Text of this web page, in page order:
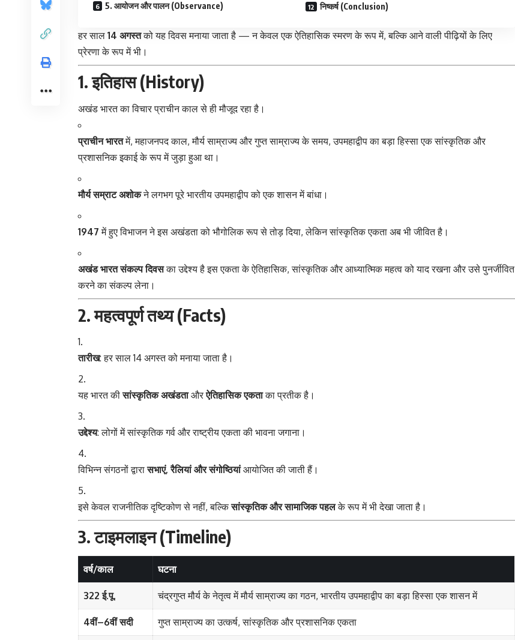
5. आयोजन और पालन (Observance) निष्कर्ष (Conclusion)
हर साल 14 अगस्तको यह दिवस मनाया जाता है — न केवल एक ऐतिहासिक स्मरण के रूप में, बल्कि आने वाली पीढ़ियों के लिए
प्रेरणा के रूप में भी।
1. इतिहास (History)
अखंड भारतका विचार प्राचीन काल से ही मौजूद रहा है।
प्राचीन भारतमें, महाजनपद काल, मौर्य साम्राज्य और गुप्त साम्राज्य के समय, उपमहाद्वीप का बड़ा हिस्सा एक सांस्कृतिक और
प्रशासनिक इकाई के रूप में जुड़ा हुआ था।
मौर्य सम्राट अशोकने लगभग पूरे भारतीय उपमहाद्वीप को एक शासन में बांधा।
1947 में हुए विभाजन ने इस अखंडता को भौगोलिक रूप से तोड़ दिया, लेकिन सांस्कृतिक एकता अब भी जीवित है।
अखंड भारत संकल्प दिवसका उद्देश्य है इस एकता के ऐतिहासिक, सांस्कृतिक और आध्यात्मिक महत्व को याद रखना और उसे पुनर्जीवित
करने का संकल्प लेना।
2. महत्वपूर्ण तथ्य (Facts)
तारीख: हर साल 14 अगस्त को मनाया जाता है।
यह भारत कीसांस्कृतिक अखंडताऔरऐतिहासिक एकताका प्रतीक है।
उद्देश्य: लोगों में सांस्कृतिक गर्व और राष्ट्रीय एकता की भावना जगाना।
विभिन्न संगठनों द्वारासभाएं, रैलियां और संगोष्ठियांआयोजित की जाती हैं।
इसे केवल राजनीतिक दृष्टिकोण से नहीं, बल्किसांस्कृतिक और सामाजिक पहलके रूप में भी देखा जाता है।
3. टाइमलाइन (Timeline)
वर्ष/काल घटना
322 ई.पू. चंद्रगुप्त मौर्य के नेतृत्व में मौर्य साम्राज्य का गठन, भारतीय उपमहाद्वीप का बड़ा हिस्सा एक शासन में
4वीं–6वीं सदी गुप्त साम्राज्य का उत्कर्ष, सांस्कृतिक और प्रशासनिक एकता